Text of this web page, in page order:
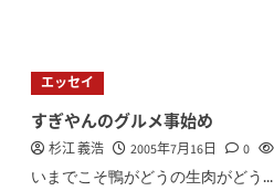
エッセイ
すぎやんのグルメ事始め
杉江 義浩 2005年7月16日 0
いまでこそ鴨がどうの生肉がどう...